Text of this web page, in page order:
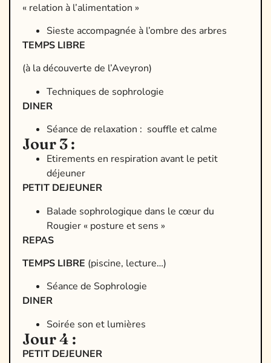
« relation à l’alimentation »
Sieste accompagnée à l’ombre des arbres
TEMPS LIBRE
(à la découverte de l’Aveyron)
Techniques de sophrologie
DINER
Séance de relaxation : souffle et calme
Jour 3 :
Etirements en respiration avant le petit
déjeuner
PETIT DEJEUNER
Balade sophrologique dans le cœur du
Rougier « posture et sens »
REPAS
TEMPS LIBRE (piscine, lecture…)
Séance de Sophrologie
DINER
Soirée son et lumières
Jour 4 :
PETIT DEJEUNER